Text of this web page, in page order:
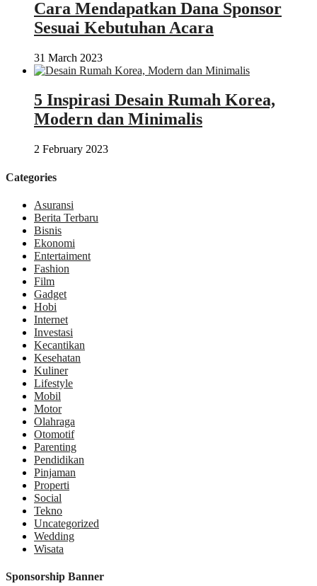
Cara Mendapatkan Dana Sponsor
Sesuai Kebutuhan Acara
31 March 2023
5 Inspirasi Desain Rumah Korea,
Modern dan Minimalis
2 February 2023
Categories
Asuransi
Berita Terbaru
Bisnis
Ekonomi
Entertaiment
Fashion
Film
Gadget
Hobi
Internet
Investasi
Kecantikan
Kesehatan
Kuliner
Lifestyle
Mobil
Motor
Olahraga
Otomotif
Parenting
Pendidikan
Pinjaman
Properti
Social
Tekno
Uncategorized
Wedding
Wisata
Sponsorship Banner